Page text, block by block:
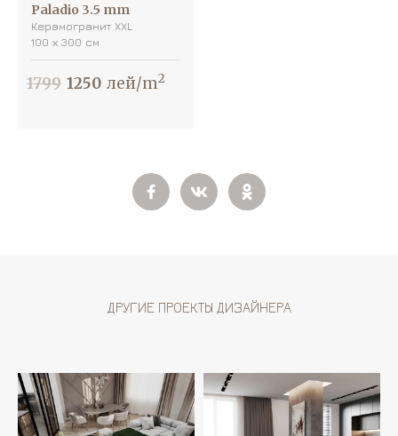
Paladio 3.5 mm
Керамогранит XXL
100 х 300 см
1799 1250 лей/m2
ДРУГИЕ ПРОЕКТЫ ДИЗАЙНЕРА